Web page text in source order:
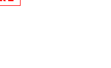
แผนที่จะขยายสาขา